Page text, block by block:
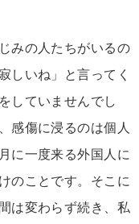
みの人たちがいるの
しいね」と言ってく
していませんでし
感傷に浸るのは個人
に一度来る外国人に
のことです。そこに
は変わらず続き、私